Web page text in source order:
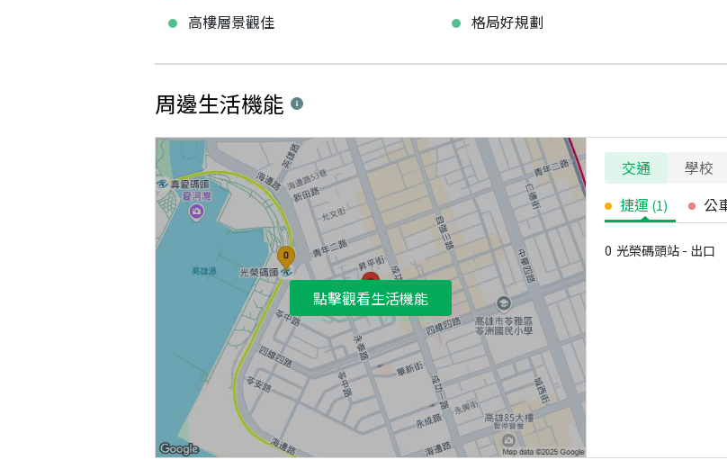
高樓層景觀佳
格局好規劃
周邊生活機能
點擊觀看生活機能
交通 學校
捷運 (1) 公
0 光榮碼頭站 - 出口